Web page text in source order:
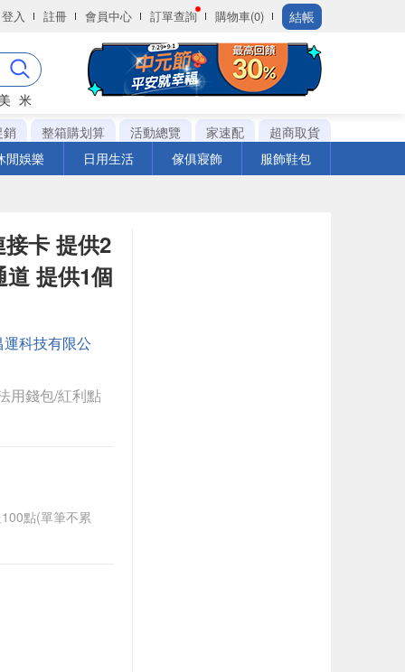
登入 註冊 會員中心 訂單查詢 購物車(0) 結帳
米
銷 整箱購划算 活動總覽 家速配
超商取貨
閒娛樂 日用生活 傢俱寢飾 服飾鞋包
卡 提供2
提供1個
運科技有限公
用錢包/紅利點
點(單筆不累